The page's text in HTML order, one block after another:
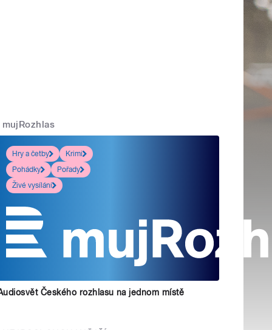
mujRozhlas
Hry a četby
Krimi
Pohádky
Pořady
Živé vysílání
Českého rozhlasu na jednom místě